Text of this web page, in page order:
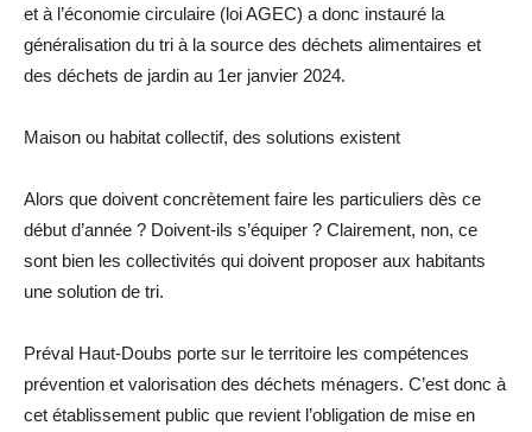
et à l’économie circulaire (loi AGEC) a donc instauré la
généralisation du tri à la source des déchets alimentaires et
des déchets de jardin au 1er janvier 2024.
Maison ou habitat collectif, des solutions existent
Alors que doivent concrètement faire les particuliers dès ce
début d’année ? Doivent-ils s’équiper ? Clairement, non, ce
sont bien les collectivités qui doivent proposer aux habitants
une solution de tri.
Préval Haut-Doubs porte sur le territoire les compétences
prévention et valorisation des déchets ménagers. C’est donc à
cet établissement public que revient l’obligation de mise en